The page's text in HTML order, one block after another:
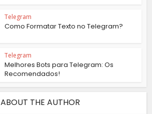
Telegram
Como Formatar Texto no Telegram?
Telegram
Melhores Bots para Telegram: Os
Recomendados!
ABOUT THE AUTHOR